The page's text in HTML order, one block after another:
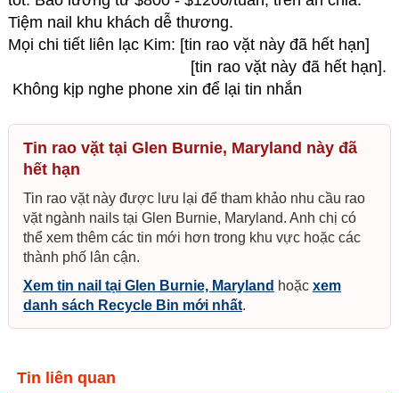
Tiệm nail khu khách dễ thương.
Mọi chi tiết liên lạc Kim: [tin rao vặt này đã hết hạn]
[tin rao vặt này đã hết hạn].
Không kịp nghe phone xin để lại tin nhắn
Tin rao vặt tại Glen Burnie, Maryland này đã
hết hạn
Tin rao vặt này được lưu lại để tham khảo nhu cầu rao
vặt ngành nails tại Glen Burnie, Maryland. Anh chị có
thể xem thêm các tin mới hơn trong khu vực hoặc các
thành phố lân cận.
Xem tin nail tại Glen Burnie, Maryland hoặc xem
danh sách Recycle Bin mới nhất.
Tin liên quan